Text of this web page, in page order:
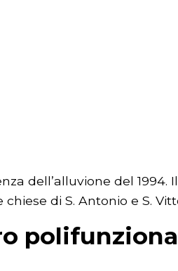
dell’alluvione del 1994.
di S. Antonio e S.